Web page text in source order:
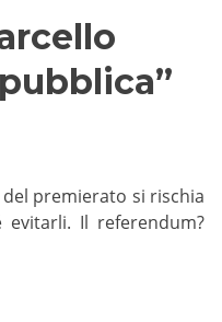
premierato si rischia
Il referendum?